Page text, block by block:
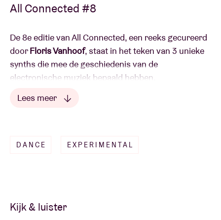
All Connected #8
De 8e editie van All Connected, een reeks gecureerd
doorFloris Vanhoof, staat in het teken van 3 unieke
synths die mee de geschiedenis van de
electronische muziek bepaald hebben.
EMS Synthi AKS,
Lees meer
DANCE EXPERIMENTAL
Kijk & luister